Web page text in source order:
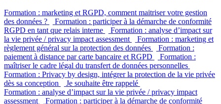
Formation : marketing et RGPD, comment maitriser votre gestion
des données ?
Formation : participer à la démarche de conformité
RGPD en tant que relais interne
Formation : analyse d’impact sur
la vie privée / privacy impact assessment
Formation : marketing et
règlement général sur la protection des données
Formation :
paiement à distance par carte bancaire et RGPD
Formation :
maîtriser le cadre légal du transfert de données personnelles
Formation : Privacy by design, intégrer la protection de la vie privée
dès sa conception
Je souhaite être rappelé
Formation : analyse d’impact sur la vie privée / privacy impact
assessment
Formation : participer à la démarche de conformité